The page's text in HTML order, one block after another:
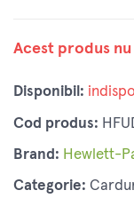
Acest produs
Disponibil:
Cod produs:
Brand: Hewlett-
Categorie: